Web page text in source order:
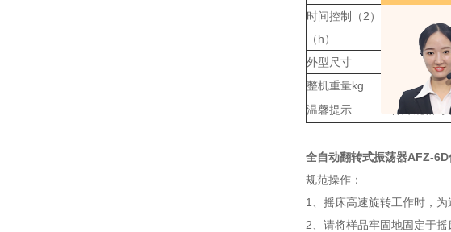
时间控制（2）
（h）
0～
外型尺寸
整机重量kg
温馨提示
特殊规格可
全自动翻转式振荡器AFZ-
规范操作：
1、摇床高速旋转工作时，
2、请将样品牢固地固定于